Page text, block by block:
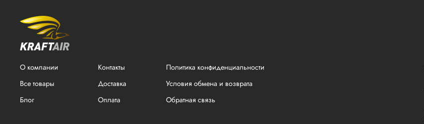
О компании
Все товары
Блог
Контакты
Доставка
Оплата
Политика конфиденциальности
Условия обмена и возврата
Обратная связь